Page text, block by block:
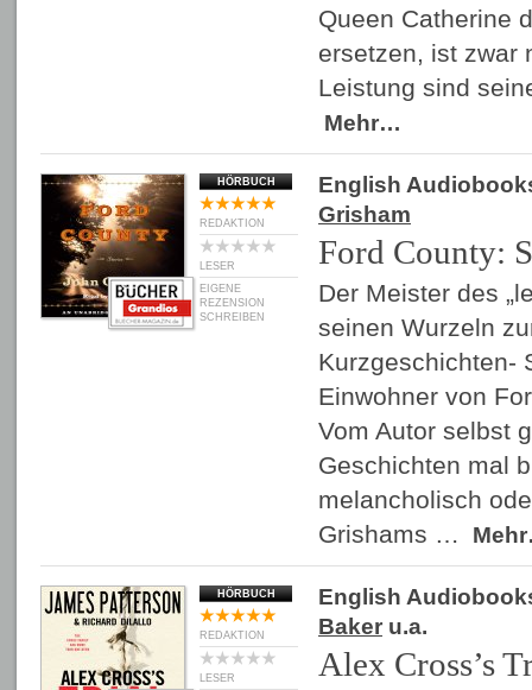
Queen Catherine
ersetzen, ist zwar
Leistung sind
Mehr…
HÖRBUCH
REDAKTION
LESER
EIGENE
REZENSION
SCHREIBEN
English
Grisham
Ford County:
Der Meister des
seinen Wurzeln
Kurzgeschichten-
Einwohner von
Vom Autor selbst
Geschichten mal
melancholisch
Grishams …
HÖRBUCH
REDAKTION
LESER
English
Baker u.a.
Alex Cross’s